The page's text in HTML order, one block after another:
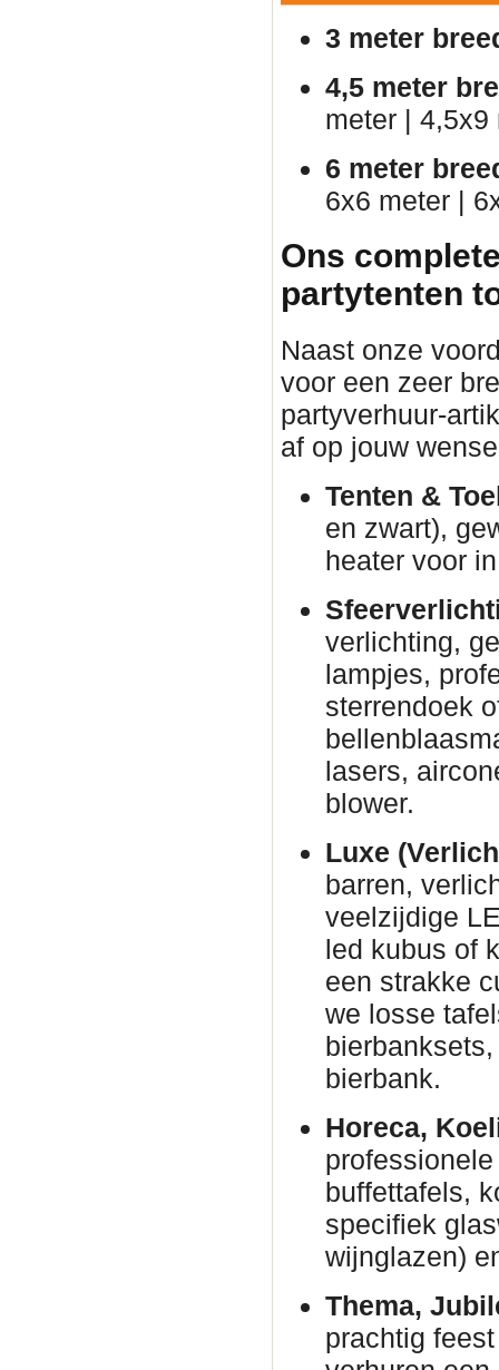
3 meter
4,5 meter
meter | 4,5x9
6 meter
6x6 meter |
Ons
partytenten
Naast onze
voor een zeer
partyverhuur-
af op jouw
Tenten &
en zwart),
heater voor
verlichting,
lampjes,
sterrendoek
lasers,
blower.
Luxe
barren,
veelzijdige
led kubus of
een strakke
we losse
bierbank.
Horeca,
buffettafels,
specifiek
wijnglazen)
Thema,
prachtig